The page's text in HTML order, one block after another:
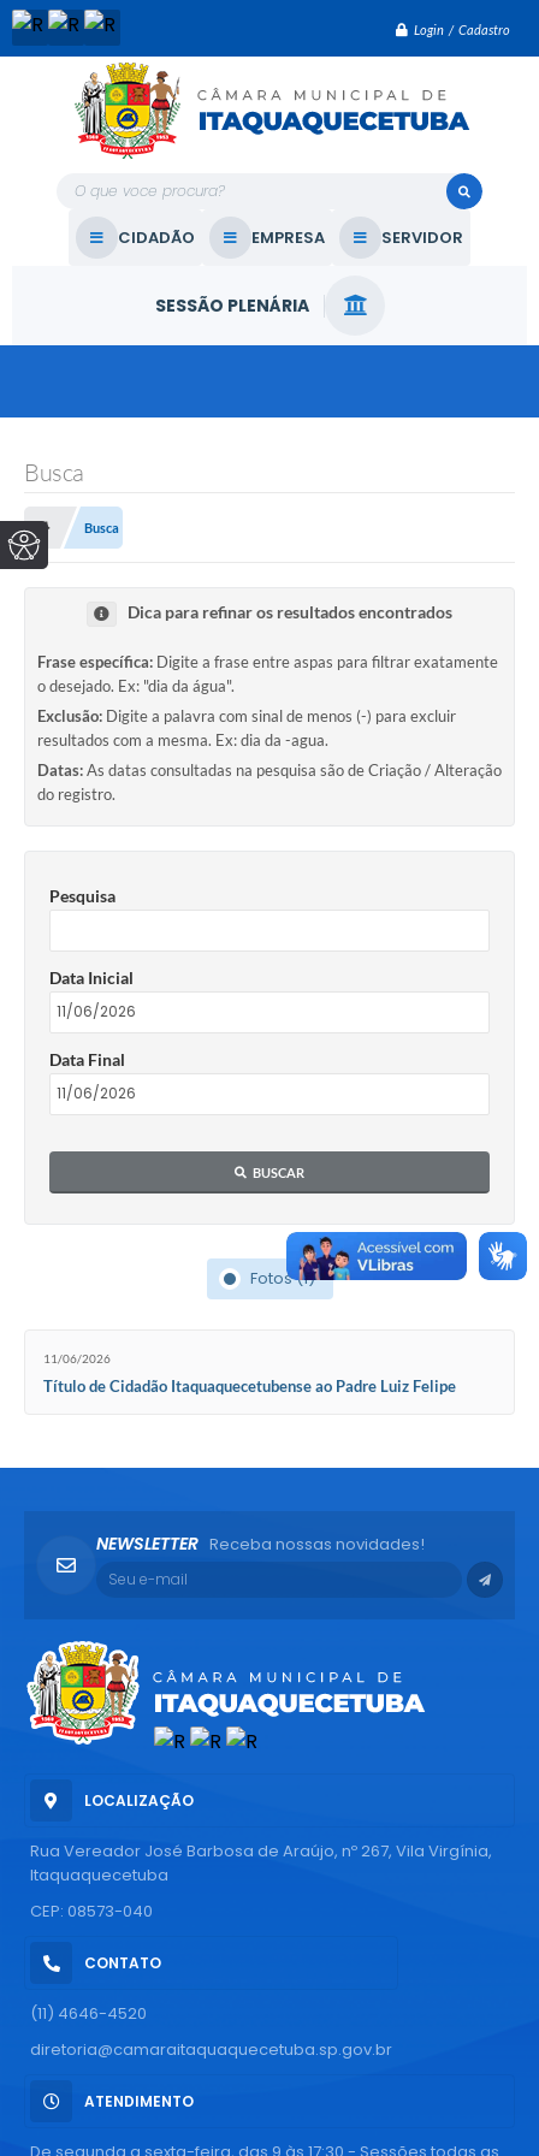
Login / Cadastro
O que voce procura?
CIDADÃO EMPRESA SERVIDOR
SESSÃO PLENÁRIA
Busca
Busca
Dica para refinar os resultados encontrados
Frase específica: Digite a frase entre aspas para filtrar exatamente
o desejado. Ex: "dia da água".
Exclusão: Digite a palavra com sinal de menos (-) para excluir
resultados com a mesma. Ex: dia da -agua.
Datas:As datas consultadas na pesquisa são de Criação / Alteração
do registro.
Pesquisa
Data Inicial
Data Final
BUSCAR
Fotos (1)
11/06/2026
Título de Cidadão Itaquaquecetubense ao Padre Luiz Felipe
LOCALIZAÇÃO
Rua Vereador José Barbosa de Araújo, nº 267, Vila Virgínia,
Itaquaquecetuba
CEP: 08573-040
CONTATO
(11) 4646-4520
diretoria@camaraitaquaquecetuba.sp.gov.br
ATENDIMENTO
NEWSLETTER Receba nossas novidades!